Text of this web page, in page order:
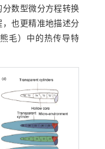
数型微分方程转换
也更精准地描述分
毛）中的热传导特